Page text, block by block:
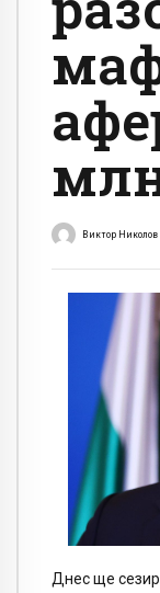
Виктор Николов
Днес ще